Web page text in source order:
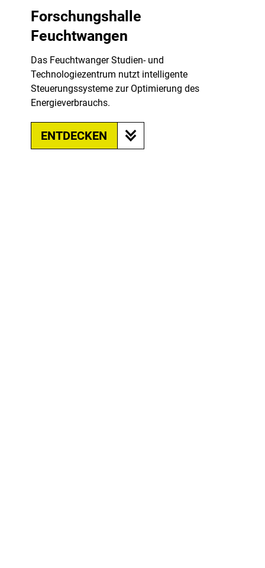
Forschungshalle
Feuchtwangen
Das Feuchtwanger Studien- und
Technologiezentrum nutzt intelligente
Steuerungssysteme zur Optimierung des
Energieverbrauchs.
ENTDECKEN